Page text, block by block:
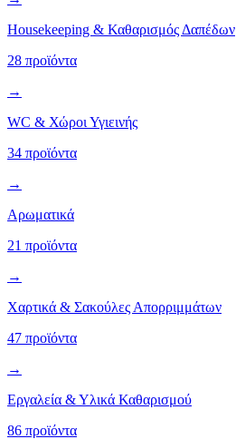
Housekeeping & Καθαρισμός Δαπέδων
28 προϊόντα
→
WC & Χώροι Υγιεινής
34 προϊόντα
→
Αρωματικά
21 προϊόντα
→
Χαρτικά & Σακούλες Απορριμμάτων
47 προϊόντα
→
Εργαλεία & Υλικά Καθαρισμού
86 προϊόντα